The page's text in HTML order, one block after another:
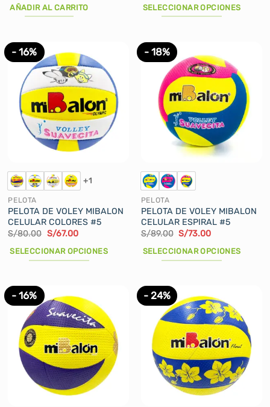
original
era:
actual
AÑADIR AL CARRITO
original
era:
actual
es:
SELECCIONAR OPCIONES
tiene
múltiples
variantes.
opciones
pueden
la
página
de
producto
- 16%
+1
PELOTA
PELOTA DE VOLEY MIBALON
CELULAR COLORES #5
S/80.00 El
original
era:
S/67.00El
actual
es:
SELECCIONAR OPCIONES
tiene
múltiples
variantes.
Las
opciones
pueden
- 18%
PELOTA
PELOTA DE VOLEY MIBALON
CELULAR ESPIRAL #5
S/89.00 El
original
era:
S/73.00El
actual
es:
SELECCIONAR OPCIONES
tiene
múltiples
variantes.
Las
opciones
pueden
- 16% - 24%